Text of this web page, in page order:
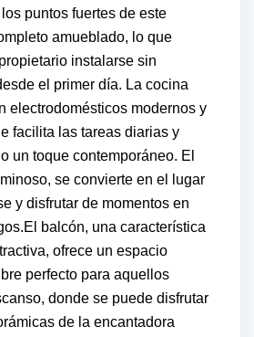
puntos fuertes de este
amueblado, lo que
instalarse sin
el primer día. La cocina
electrodomésticos modernos y
facilita las tareas diarias y
un toque contemporáneo. El
se convierte en el lugar
y disfrutar de momentos en
balcón, una característica
ofrece un espacio
perfecto para aquellos
donde se puede disfrutar
de la encantadora